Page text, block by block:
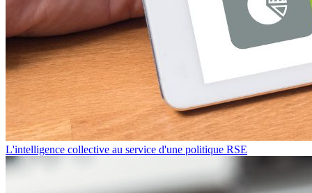
L'intelligence collective au service d'une politique RSE